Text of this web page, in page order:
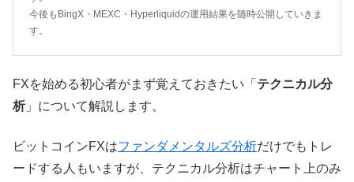
今後もBingX・MEXC・Hyperliquidの運用結果を随時公開していきま
す。
FXを始める初心者がまず覚えておきたい「 テクニカル分
析」について解説します。
ビットコインFXはファンダメンタルズ分析だけでもトレ
ードする人もいますが、テクニカル分析はチャート上のみ